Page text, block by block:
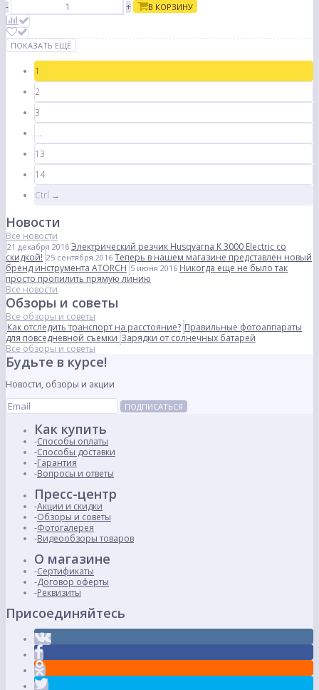
-
+ В КОРЗИНУ
ПОКАЗАТЬ ЕЩЁ
1
2
3
...
13
14
Ctrl →
Новости
Все новости
21 декабря 2016 Электрический резчик Husqvarna K 3000 Electric со
скидкой! 25 сентября 2016 Теперь в нашем магазине представлен новый
бренд инструмента ATORCH 5 июня 2016 Никогда еще не было так
просто пропилить прямую линию
Все новости
Обзоры и советы
Все обзоры и советы
Как отследить транспорт на расстояние? Правильные фотоаппараты
для повседневной съемки Зарядки от солнечных батарей
Все обзоры и советы
Будьте в курсе!
Новости, обзоры и акции
ПОДПИСАТЬСЯ
Как купить
Способы оплаты
Способы доставки
Гарантия
Вопросы и ответы
Пресс-центр
Акции и скидки
Обзоры и советы
Фотогалерея
Видеообзоры товаров
О магазине
Сертификаты
Договор оферты
Реквизиты
Присоединяйтесь